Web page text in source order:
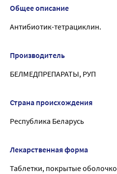
Общее описание
Антибиотик-тетрациклин.
Производитель
БЕЛМЕДПРЕПАРАТЫ, РУП
Страна происхождения
Республика Беларусь
Лекарственная форма
Таблетки, покрытые